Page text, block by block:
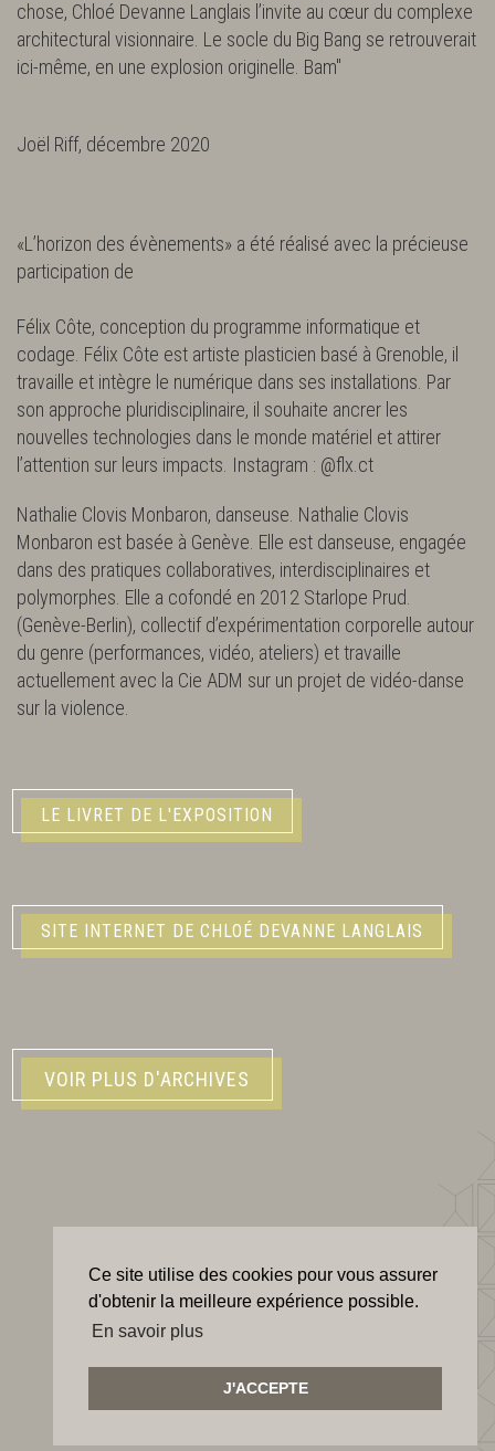
Ce site utilise des cookies pour vous assurer
d'obtenir la meilleure expérience possible.
En savoir plus
J'ACCEPTE
chose, Chloé Devanne Langlais l’invite au cœur du complexe
architectural visionnaire. Le socle du Big Bang se retrouverait
ici-même, en une explosion originelle. Bam"
Joël Riff, décembre 2020
«L’horizon des évènements» a été réalisé avec la précieuse
participation de
Félix Côte, conception du programme informatique et
codage. Félix Côte est artiste plasticien basé à Grenoble, il
travaille et intègre le numérique dans ses installations. Par
son approche pluridisciplinaire, il souhaite ancrer les
nouvelles technologies dans le monde matériel et attirer
l’attention sur leurs impacts. Instagram : @flx.ct
Nathalie Clovis Monbaron, danseuse. Nathalie Clovis
Monbaron est basée à Genève. Elle est danseuse, engagée
dans des pratiques collaboratives, interdisciplinaires et
polymorphes. Elle a cofondé en 2012 Starlope Prud.
(Genève-Berlin), collectif d’expérimentation corporelle autour
du genre (performances, vidéo, ateliers) et travaille
actuellement avec la Cie ADM sur un projet de vidéo-danse
sur la violence.
LE LIVRET DE L'EXPOSITION
SITE INTERNET DE CHLOÉ DEVANNE LANGLAIS
VOIR PLUS D'ARCHIVES